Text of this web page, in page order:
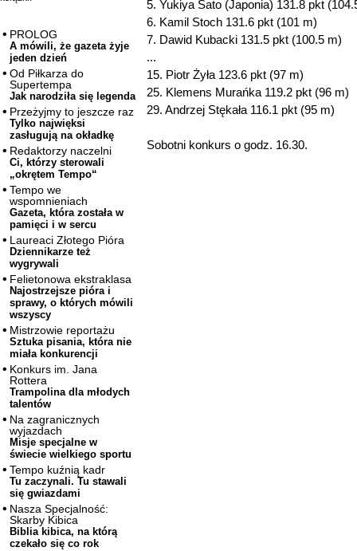
PROLOG
A mówili, że gazeta żyje
jeden dzień
Od Piłkarza do
Supertempa
Jak narodziła się legenda
Przeżyjmy to jeszcze raz
Tylko najwięksi
zasługują na okładkę
Redaktorzy naczelni
Ci, którzy sterowali
„okrętem Tempo“
Tempo we
wspomnieniach
Gazeta, która została w
pamięci i w sercu
Laureaci Złotego Pióra
Dziennikarze też
wygrywali
Felietonowa ekstraklasa
Najostrzejsze pióra i
sprawy, o których mówili
wszyscy
Mistrzowie reportażu
Sztuka pisania, która nie
miała konkurencji
Konkurs im. Jana
Rottera
Trampolina dla młodych
talentów
Na zagranicznych
wyjazdach
Misje specjalne w
świecie wielkiego sportu
Tempo kuźnią kadr
Tu zaczynali. Tu stawali
się gwiazdami
Nasza Specjalność:
Skarby Kibica
Biblia kibica, na którą
czekało się co rok
5. Yukiya Sato (Japonia) 131.8 pkt
6. Kamil Stoch 131.6 pkt (101 m)
7. Dawid Kubacki 131.5 pkt (100.5 m)
...
15. Piotr Żyła 123.6 pkt (97 m)
25. Klemens Murańka 119.2 pkt (96 m)
29. Andrzej Stękała 116.1 pkt (95 m)
Sobotni konkurs o godz. 16.30.